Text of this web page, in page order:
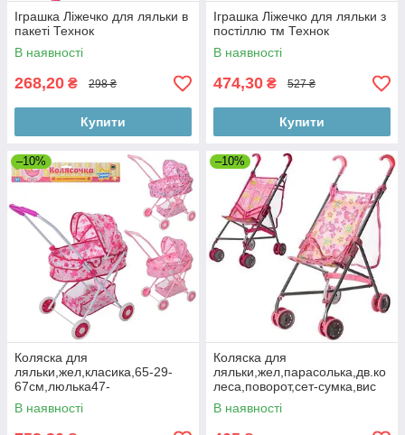
Іграшка Ліжечко для ляльки в
пакеті Технок
В наявності
268,20 ₴ 298 ₴
Купити
Іграшка Ліжечко для ляльки з
постіллю тм Технок
В наявності
474,30 ₴ 527 ₴
Купити
–10%
Коляска для
ляльки,жел,класика,65-29-
67см,люлька47-
25см,складна,3вида,в
кульку,35-68-10с
В наявності
–10%
Коляска для
ляльки,жел,парасолька,дв.ко
леса,поворот,сет-сумка,вис
до ручки53см, 64-13-12см
В наявності